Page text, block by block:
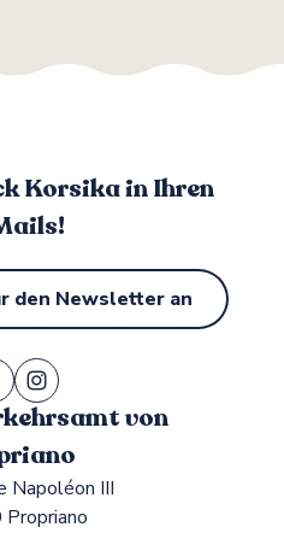
Korsika in Ihren
den Newsletter an
von
Napoléon III